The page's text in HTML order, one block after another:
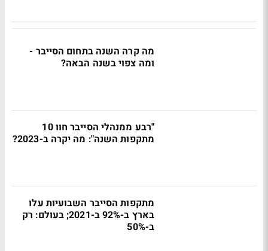
מה קרה השנה בתחום הסייבר -
ומה צפוי בשנה הבאה?
"רבע ממנהלי הסייבר חוו 10
מתקפות השנה": מה יקרה ב-2023?
מתקפות הסייבר השבועיות עלו
בארץ ב-92% ב-2021; בעולם: רק
ב-50%